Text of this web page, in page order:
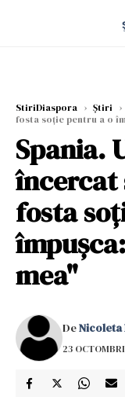
StiriDiaspora › Știri ›
fosta soție pentru a o
Spania.
încercat
fosta
mea"
DeNicoleta
23